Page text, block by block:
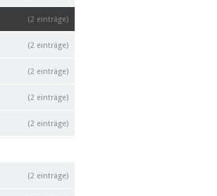
(2 einträge)
(2 einträge)
(2 einträge)
(2 einträge)
(2 einträge)
(2 einträge)